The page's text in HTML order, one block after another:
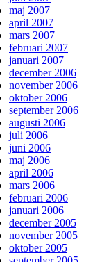
maj 2007
april 2007
mars 2007
februari 2007
januari 2007
december 2006
november 2006
oktober 2006
september 2006
augusti 2006
juli 2006
juni 2006
maj 2006
april 2006
mars 2006
februari 2006
januari 2006
december 2005
november 2005
oktober 2005